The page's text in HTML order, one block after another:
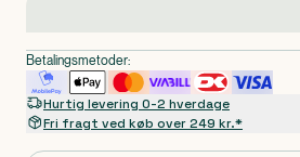
Betalingsmetoder:
Hurtig levering 0-2 hverdage
Fri fragt ved køb over 249 kr.*